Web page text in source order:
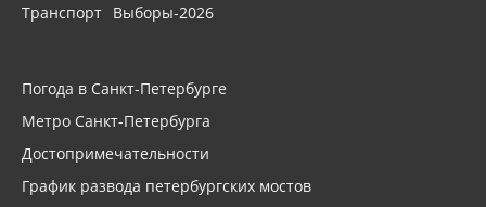
Транспорт Выборы-2026
Погода в Санкт-Петербурге
Метро Санкт-Петербурга
Достопримечательности
График развода петербургских мостов